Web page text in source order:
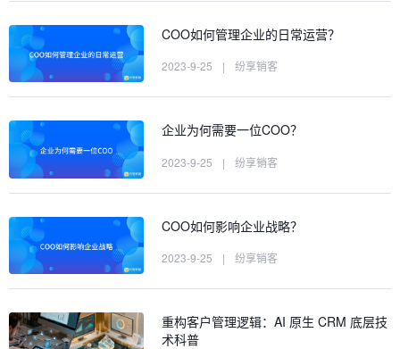
COO如何管理企业的日常运营？
2023-9-25 | 纷享销客
企业为何需要一位COO？
2023-9-25 | 纷享销客
COO如何影响企业战略？
2023-9-25 | 纷享销客
重构客户管理逻辑：AI 原生 CRM 底层技
术科普